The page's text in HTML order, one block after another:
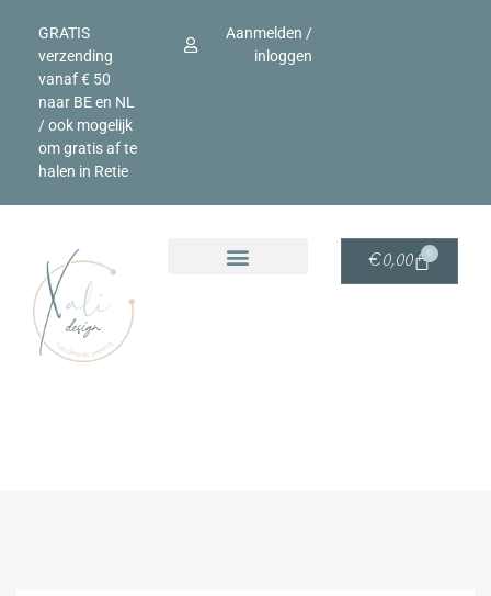
GRATIS
verzending
vanaf € 50
naar BE en NL
/ ook mogelijk
om gratis af te
halen in Retie
Aanmelden /
inloggen
€0,00 0